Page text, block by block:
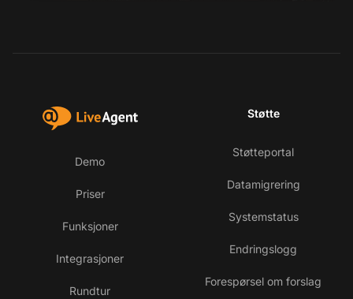
Demo
Priser
Funksjoner
Integrasjoner
Rundtur
Støtte
Støtteportal
Datamigrering
Systemstatus
Endringslogg
Forespørsel om forslag